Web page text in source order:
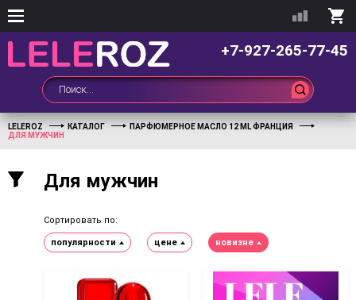
+7-927-265-77-45
LELEROZ КАТАЛОГ
ПАРФЮМЕРНОЕ МАСЛО 12 ML ФРАНЦИЯ
ДЛЯ МУЖЧИН
Для мужчин
Сортировать по:
популярности цене новизне